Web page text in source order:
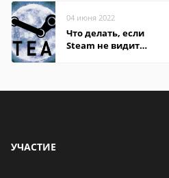
04 июня 2022
Что делать, если
Steam не видит
УЧАСТИЕ